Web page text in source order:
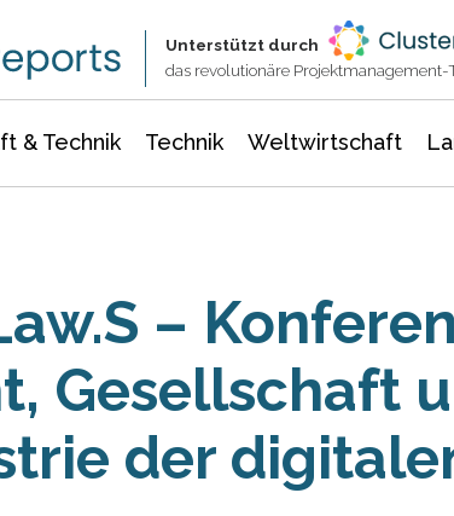
Unterstützt durch
das revolutionäre Projektmanagement-
& Technik Technik Weltwirtschaft
–
Gesellschaft
der